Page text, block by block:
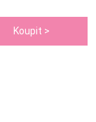
Koupit >